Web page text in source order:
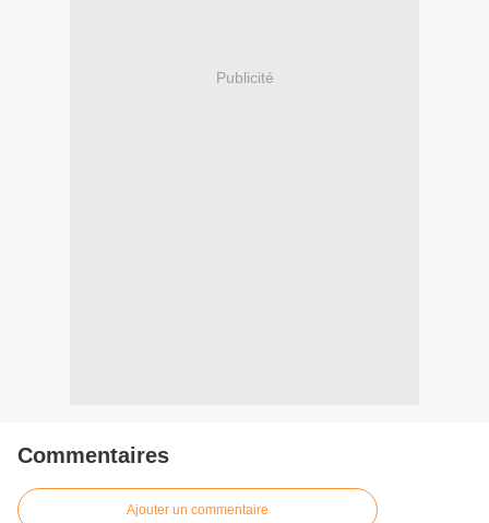
Publicité
Commentaires
Ajouter un commentaire